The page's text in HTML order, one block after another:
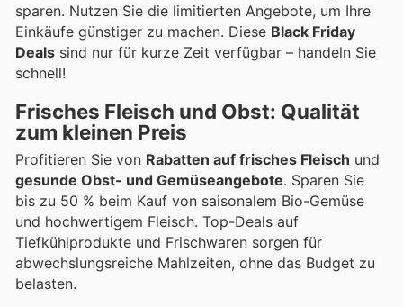
sparen. Nutzen Sie die limitierten Angebote, um Ihre
Einkäufe günstiger zu machen. Diese Black Friday
Deals sind nur für kurze Zeit verfügbar – handeln Sie
schnell!
Frisches Fleisch und Obst: Qualität
zum kleinen Preis
Profitieren Sie von Rabatten auf frisches Fleisch und
gesunde Obst- und Gemüseangebote. Sparen Sie
bis zu 50 % beim Kauf von saisonalem Bio-Gemüse
und hochwertigem Fleisch. Top-Deals auf
Tiefkühlprodukte und Frischwaren sorgen für
abwechslungsreiche Mahlzeiten, ohne das Budget zu
belasten.